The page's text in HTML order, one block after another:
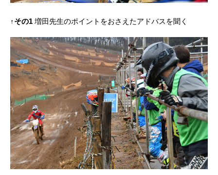
↑その1 増田先生のポイントをおさえたアドバスを聞く